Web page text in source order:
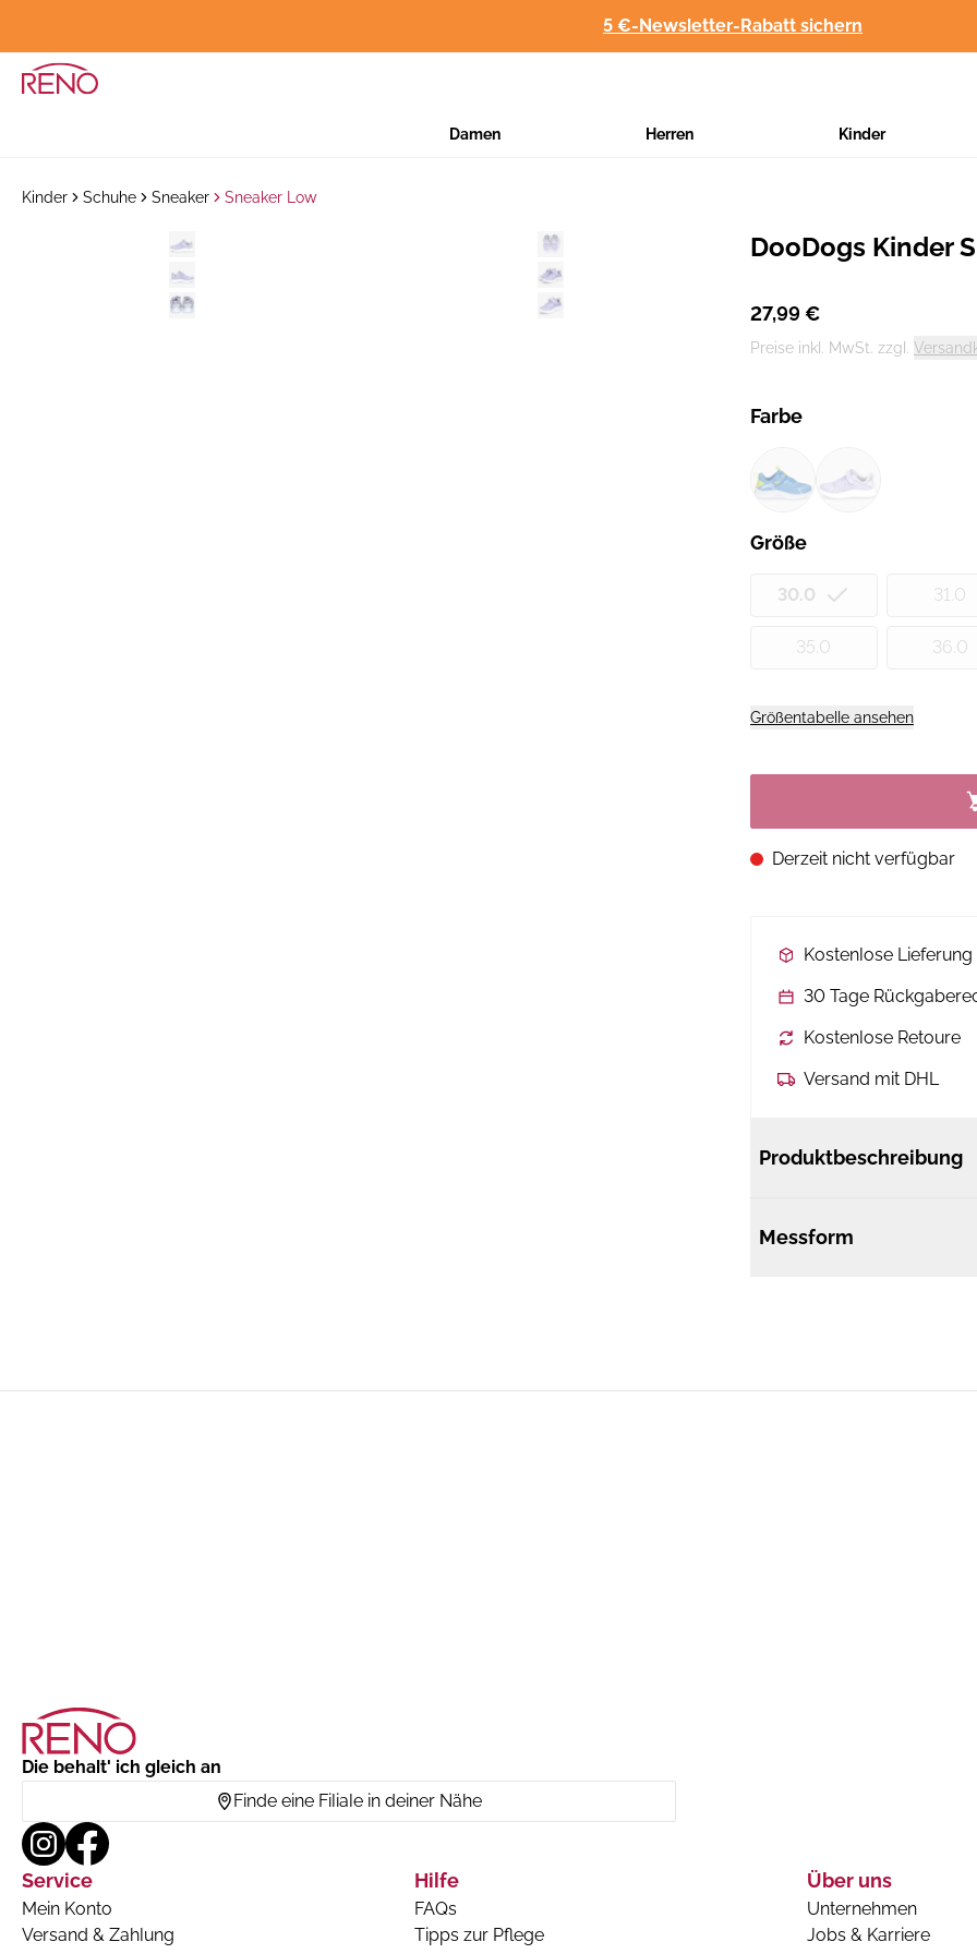
5 €-Newsletter-Rabatt sichern
Damen Herren Kinder
Kinder Schuhe Sneaker Sneaker Low
Hersteller:
DooDogs Kinder
27,99 €
Preise inkl. MwSt. zzgl.
Farbe
Größe
30.0 31.0
35.0 36.0
Größentabelle ansehen
Derzeit nicht verfügbar
Kostenlose
30 Tage
Kostenlose Retoure
Versand mit DHL
Produktbeschreibung
Messform
Die behalt' ich gleich an
Finde eine Filiale in deiner Nähe
Service
Mein Konto
Versand & Zahlung
Hilfe
FAQs
Tipps zur Pflege
Über uns
Unternehmen
Jobs & Karriere